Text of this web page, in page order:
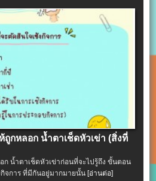
ถูกหลอก น้ำตาเช็ดหัวเข่า (สิ่งที่
ก น้ำตาเช็ดหัวเข่าก่อนที่จะไปรู้ถึง ขั้นตอน
กิจการ ที่มีกันอยู่มากมายนั้น[อ่านต่อ]